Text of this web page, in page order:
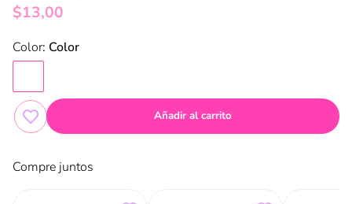
$13,00
: Color
Añadir al carrito
Compre juntos